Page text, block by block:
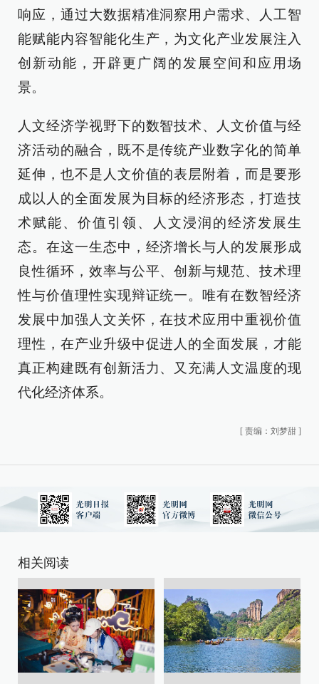
响应，通过大数据精准洞察用户需求、人工智
能赋能内容智能化生产，为文化产业发展注入
创新动能，开辟更广阔的发展空间和应用场
景。
人文经济学视野下的数智技术、人文价值与经
济活动的融合，既不是传统产业数字化的简单
延伸，也不是人文价值的表层附着，而是要形
成以人的全面发展为目标的经济形态，打造技
术赋能、价值引领、人文浸润的经济发展生
态。在这一生态中，经济增长与人的发展形成
良性循环，效率与公平、创新与规范、技术理
性与价值理性实现辩证统一。唯有在数智经济
发展中加强人文关怀，在技术应用中重视价值
理性，在产业升级中促进人的全面发展，才能
真正构建既有创新活力、又充满人文温度的现
代化经济体系。
[ 责编：刘梦甜 ]
相关阅读